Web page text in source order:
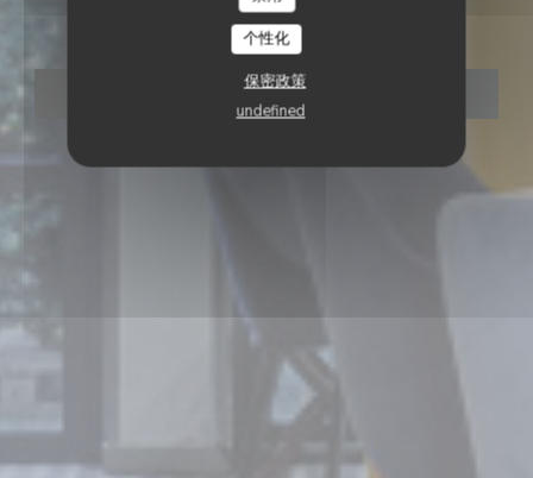
个性化
保密政策
undefined
Vin sur Vin
预订餐位